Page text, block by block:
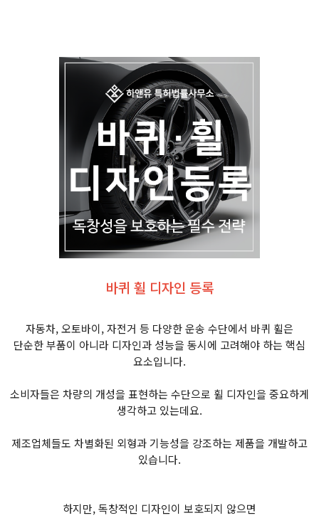
바퀴 휠 디자인 등록
자동차, 오토바이, 자전거 등 다양한 운송 수단에서 바퀴 휠은
단순한 부품이 아니라 디자인과 성능을 동시에 고려해야 하는 핵심
요소입니다.
소비자들은 차량의 개성을 표현하는 수단으로 휠 디자인을 중요하게
생각하고 있는데요.
제조업체들도 차별화된 외형과 기능성을 강조하는 제품을 개발하고
있습니다.
하지만, 독창적인 디자인이 보호되지 않으면